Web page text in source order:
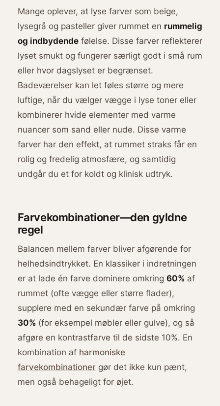
Mange oplever, at lyse farver som beige,
lysegrå og pasteller giver rummet en rummelig
og indbydendefølelse. Disse farver reflekterer
lyset smukt og fungerer særligt godt i små rum
eller hvor dagslyset er begrænset.
Badeværelser kan let føles større og mere
luftige, når du vælger vægge i lyse toner eller
kombinerer hvide elementer med varme
nuancer som sand eller nude. Disse varme
farver har den effekt, at rummet straks får en
rolig og fredelig atmosfære, og samtidig
undgår du et for koldt og klinisk udtryk.
Farvekombinationer—den gyldne
regel
Balancen mellem farver bliver afgørende for
helhedsindtrykket. En klassiker i indretningen
er at lade én farve dominere omkring 60% af
rummet (ofte vægge eller større flader),
supplere med en sekundær farve på omkring
30% (for eksempel møbler eller gulve), og så
afgøre en kontrastfarve til de sidste 10%. En
kombination af harmoniske
farvekombinationergør det ikke kun pænt,
men også behageligt for øjet.